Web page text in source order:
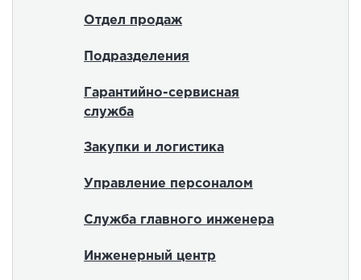
Отдел продаж
Подразделения
Гарантийно-сервисная
служба
Закупки и логистика
Управление персоналом
Служба главного инженера
Инженерный центр